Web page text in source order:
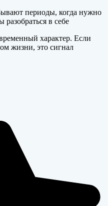
периоды, когда нужно
в себе
характер. Если
жизни, это сигнал